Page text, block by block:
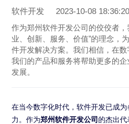
软件开发 2023-10-08 18:36:20
作为郑州软件开发公司的佼佼者，
业、创新、服务、价值”的理念，
件开发解决方案。我们相信，在数
我们的产品和服务将帮助更多的
发展。
在当今数字化时代，软件开发已成
力。作为郑州软件开发公司 的杰出